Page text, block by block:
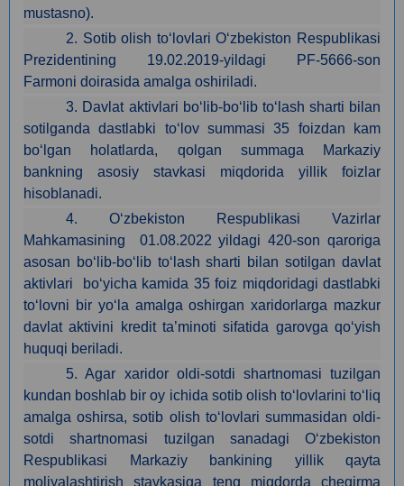
mustasno).
2. Sotib olish to‘lovlari O‘zbekiston Respublikasi
Prezidentining 19.02.2019-yildagi PF-5666-son
Farmoni doirasida amalga oshiriladi.
3. Davlat aktivlari bo‘lib-bo‘lib to‘lash sharti bilan
sotilganda dastlabki to‘lov summasi 35 foizdan kam
bo‘lgan holatlarda, qolgan summaga Markaziy
bankning asosiy stavkasi miqdorida yillik foizlar
hisoblanadi.
4. O‘zbekiston Respublikasi Vazirlar
Mahkamasining 01.08.2022 yildagi 420-son qaroriga
asosan bo‘lib-bo‘lib to‘lash sharti bilan sotilgan davlat
aktivlari bo‘yicha kamida 35 foiz miqdoridagi dastlabki
to‘lovni bir yo‘la amalga oshirgan xaridorlarga mazkur
davlat aktivini kredit ta’minoti sifatida garovga qo‘yish
huquqi beriladi.
5. Agar xaridor oldi-sotdi shartnomasi tuzilgan
kundan boshlab bir oy ichida sotib olish to‘lovlarini to‘liq
amalga oshirsa, sotib olish to‘lovlari summasidan oldi-
sotdi shartnomasi tuzilgan sanadagi O‘zbekiston
Respublikasi Markaziy bankining yillik qayta
moliyalashtirish stavkasiga teng miqdorda chegirma